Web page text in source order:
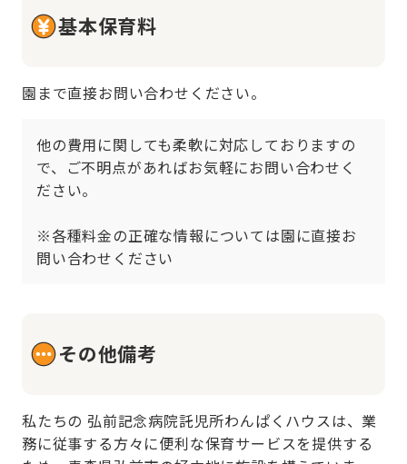
基本保育料
園まで直接お問い合わせください。
他の費用に関しても柔軟に対応しておりますの
で、ご不明点があればお気軽にお問い合わせく
ださい。
※各種料金の正確な情報については園に直接お
問い合わせください
その他備考
私たちの 弘前記念病院託児所わんぱくハウスは、業
務に従事する方々に便利な保育サービスを提供する